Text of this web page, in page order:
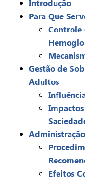
Introdução
Para Que
Controle
Gestão de
Adultos
Efeitos